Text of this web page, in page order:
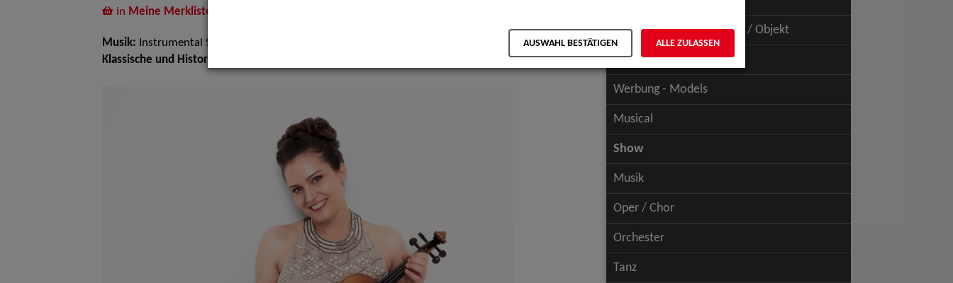
in Meine Merkliste
Musik: Instrumental Solisten, Klassische und Historische Musik
Klassische und Historische Musik:
Kammerorchester, Kammermusikgruppen, Klassik Pop
Schauspiel - Figur / Puppe / Objekt
Werbung - Talents
Werbung - Models
Musical
Show
Musik
Oper / Chor
Orchester
Tanz
AUSWAHL BESTÄTIGEN ALLE ZULASSEN